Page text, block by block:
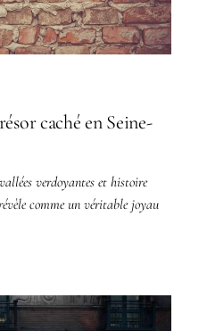
caché en Seine-
verdoyantes et histoire
comme un véritable joyau